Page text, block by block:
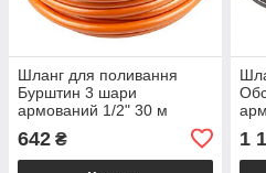
Шланг для поливання
Бурштин 3 шари
армований 1/2" 30 м
642 ₴ 1